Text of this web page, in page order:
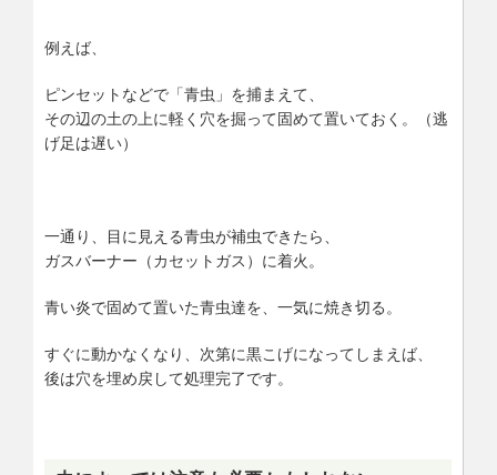
例えば、
ピンセットなどで「青虫」を捕まえて、
その辺の土の上に軽く穴を掘って固めて置いておく。（逃
げ足は遅い）
一通り、目に見える青虫が補虫できたら、
ガスバーナー（カセットガス）に着火。
青い炎で固めて置いた青虫達を、一気に焼き切る。
すぐに動かなくなり、次第に黒こげになってしまえば、
後は穴を埋め戻して処理完了です。